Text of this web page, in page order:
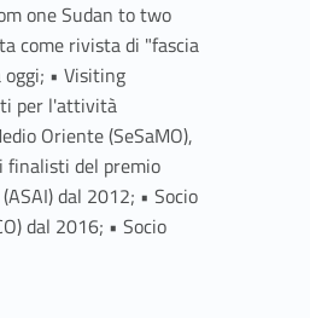
one Sudan to two
come rivista di "fascia
• Visiting
per l'attività
Oriente (SeSaMO),
finalisti del premio
dal 2012; • Socio
dal 2016; • Socio